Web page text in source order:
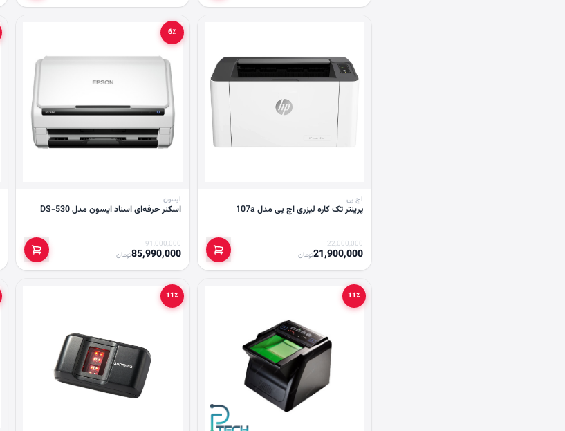
اچ پی
پرینتر تک کاره لیزری اچ پی مدل 107a
22,000,000
21,900,000تومان
6٪
اپسون
اسکنر حرفه‌ای اسناد اپسون مدل DS-530
91,000,000
85,990,000تومان
11٪ 11٪